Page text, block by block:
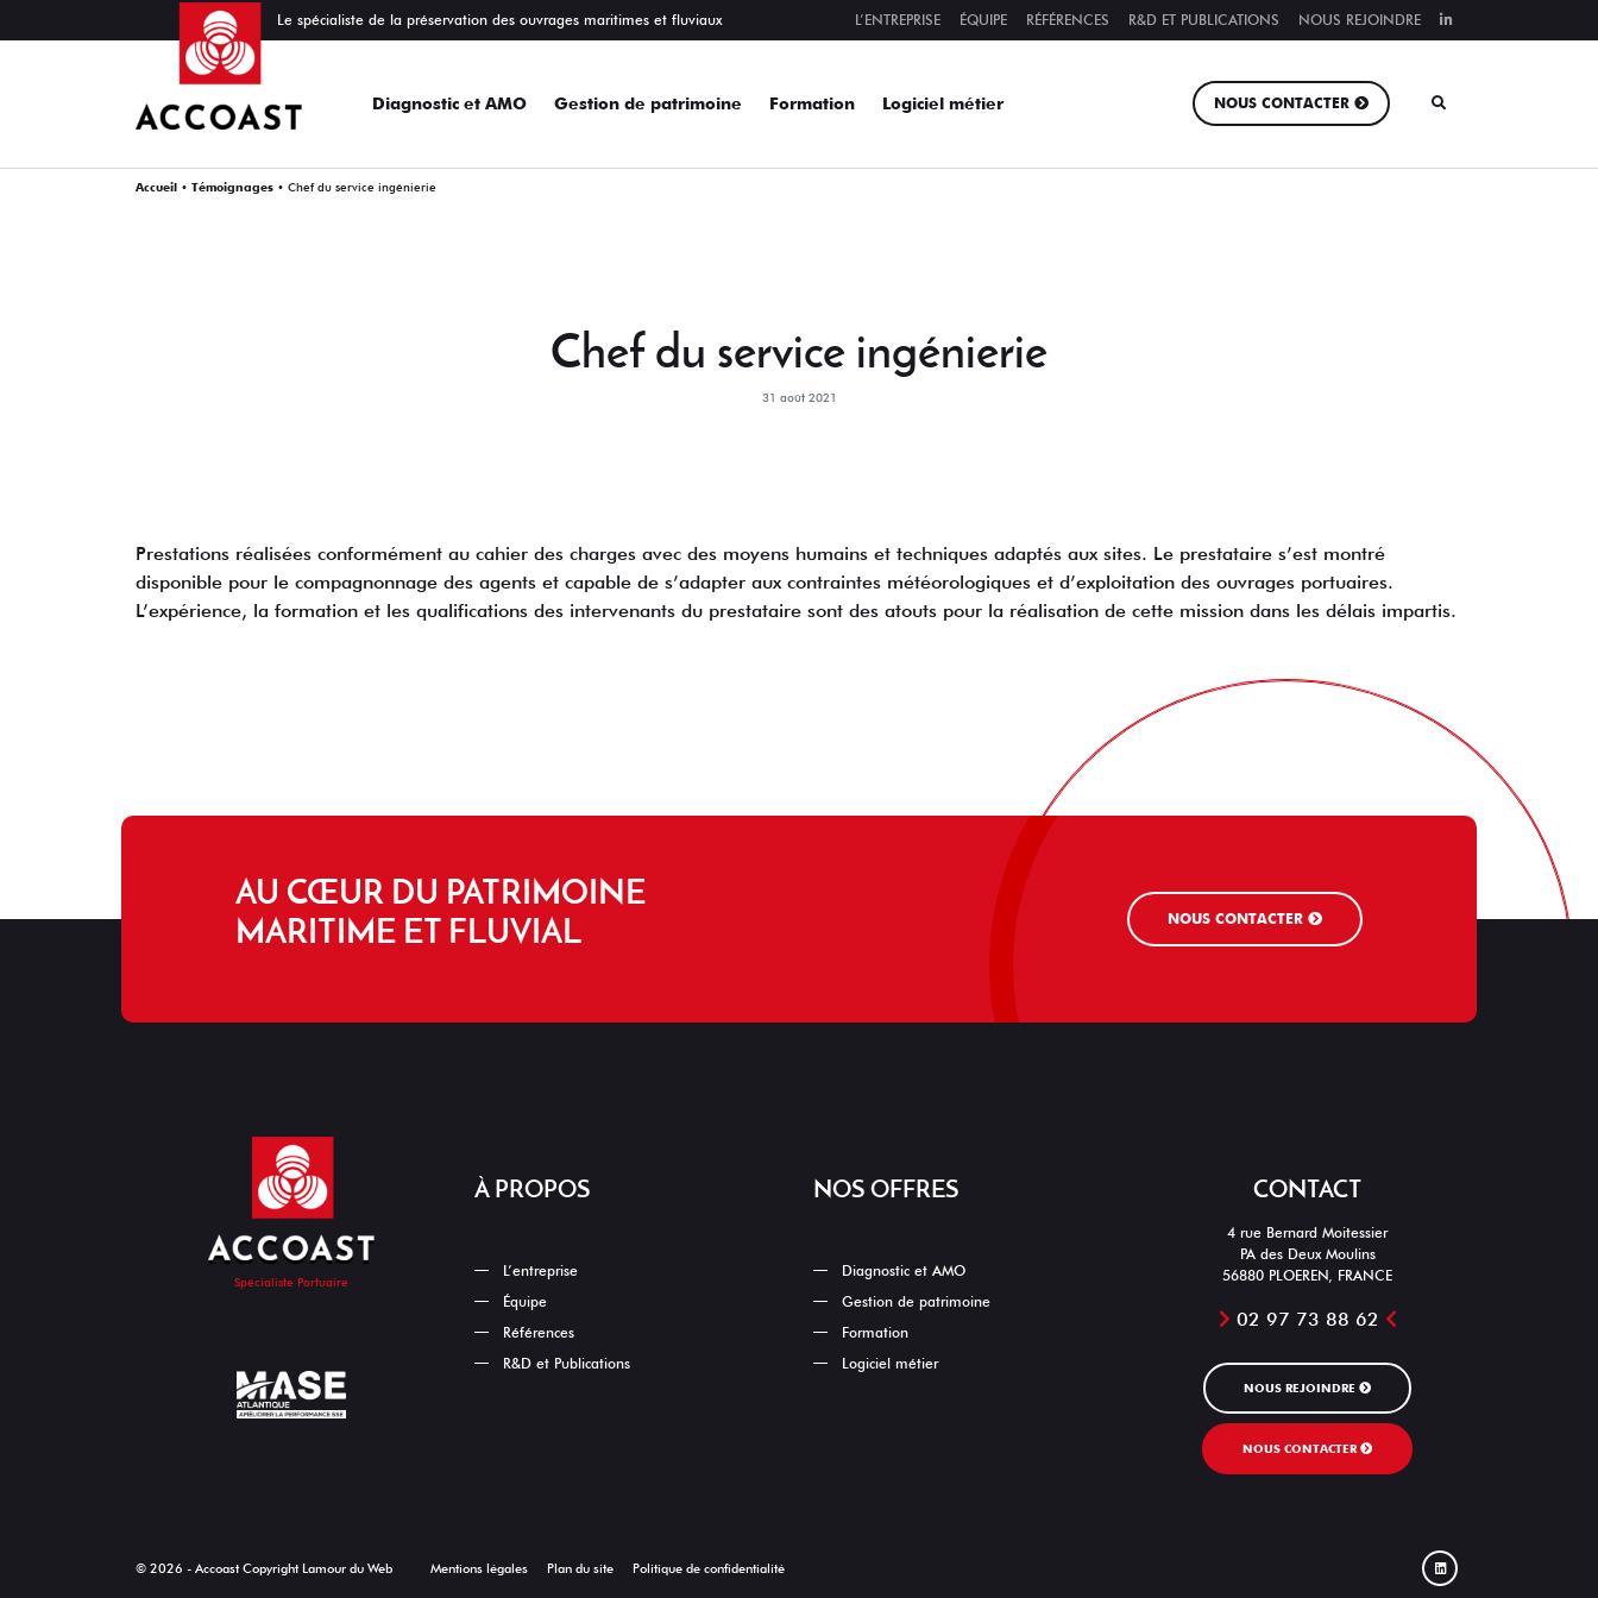
Le spécialiste de la préservation des ouvrages maritimes et fluviaux L’ENTREPRISE ÉQUIPE RÉFÉRENCES R&D ET PUBLICATIONS NOUS REJOINDRE
Diagnostic et AMO Gestion de patrimoine Formation Logiciel métier NOUS CONTACTER
Accueil • Témoignages • Chef du service ingénierie
Chef du service ingénierie
31 août 2021
Prestations réalisées conformément au cahier des charges avec des moyens humains et techniques adaptés aux sites. Le prestataire s’est montré
disponible pour le compagnonnage des agents et capable de s’adapter aux contraintes météorologiques et d’exploitation des ouvrages portuaires.
L’expérience, la formation et les qualifications des intervenants du prestataire sont des atouts pour la réalisation de cette mission dans les délais impartis.
AU CŒUR DU PATRIMOINE
MARITIME ET FLUVIAL
NOUS CONTACTER
Spécialiste Portuaire
À PROPOS
L’entreprise
Équipe
Références
R&D et Publications
NOS OFFRES
Diagnostic et AMO
Gestion de patrimoine
Formation
Logiciel métier
CONTACT
4 rue Bernard Moitessier
PA des Deux Moulins
56880 PLOEREN, FRANCE
02 97 73 88 62
NOUS REJOINDRE
NOUS CONTACTER
© 2026 - Accoast Copyright Lamour du Web Mentions légales Plan du site Politique de confidentialité